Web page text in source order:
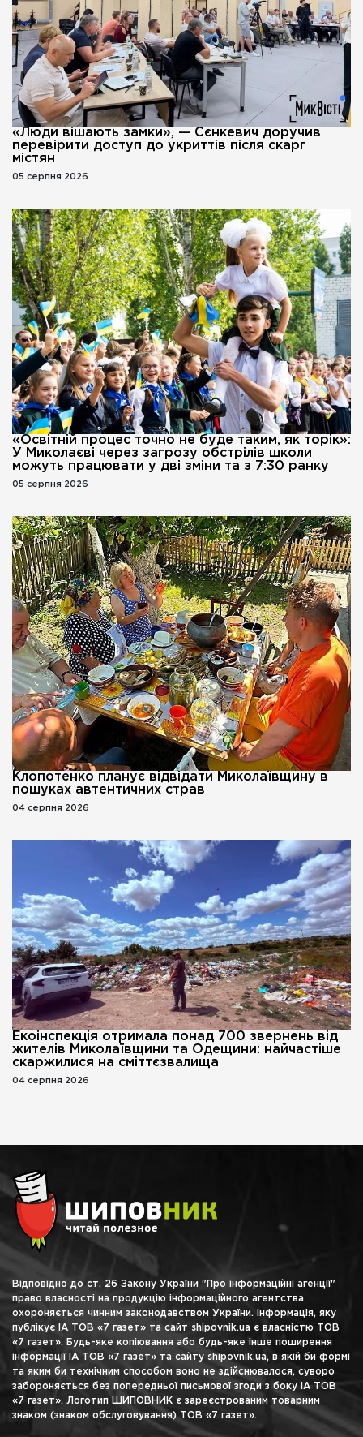
«Люди вішають замки», — Сєнкевич доручив
перевірити доступ до укриттів після скарг
містян
05 серпня 2026
«Освітній процес точно не буде таким, як торік»:
У Миколаєві через загрозу обстрілів школи
можуть працювати у дві зміни та з 7:30 ранку
05 серпня 2026
Клопотенко планує відвідати Миколаївщину в
пошуках автентичних страв
04 серпня 2026
Екоінспекція отримала понад 700 звернень від
жителів Миколаївщини та Одещини: найчастіше
скаржилися на сміттєзвалища
04 серпня 2026
Відповідно до ст. 26 Закону України "Про інформаційні агенції"
право власності на продукцію інформаційного агентства
охороняється чинним законодавством України. Інформація, яку
публікує ІА ТОВ «7 газет» та сайт shipovnik.ua є власністю ТОВ
«7 газет». Будь-яке копіювання або будь-яке інше поширення
інформації ІА ТОВ «7 газет» та сайту shipovnik.ua, в якій би формі
та яким би технічним способом воно не здійснювалося, суворо
забороняється без попередньої письмової згоди з боку ІА ТОВ
«7 газет». Логотип ШИПОВНИК є зареєстрованим товарним
знаком (знаком обслуговування) ТОВ «7 газет».